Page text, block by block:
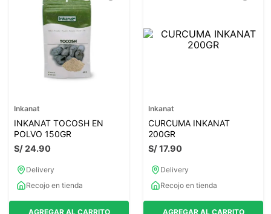
melena leon
magnesio
stevia
Inkanat
INKANAT TOCOSH EN
POLVO 150GR
S/24.90
Delivery
Recojo en tienda
AGREGAR AL CARRITO
Inkanat
CURCUMA INKANAT
200GR
S/17.90
Delivery
Recojo en tienda
AGREGAR AL CARRITO